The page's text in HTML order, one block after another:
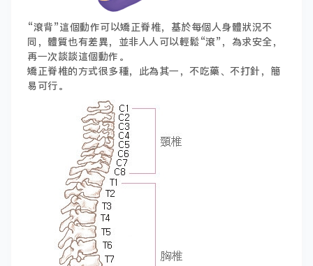
“滾背”這個動作可以矯正脊椎，基於每個人身體狀況不
同，體質也有差異，並非人人可以輕鬆“滾”，為求安全，
再一次談談這個動作。
矯正脊椎的方式很多種，此為其一，不吃藥、不打針，簡
易可行。